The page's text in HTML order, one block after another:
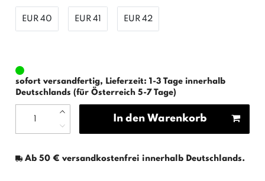
EUR 40 EUR 41 EUR 42
sofort versandfertig, Lieferzeit: 1-3 Tage innerhalb
Deutschlands (für Österreich 5-7 Tage)
In den Warenkorb
Ab 50 € versandkostenfrei innerhalb Deutschlands.